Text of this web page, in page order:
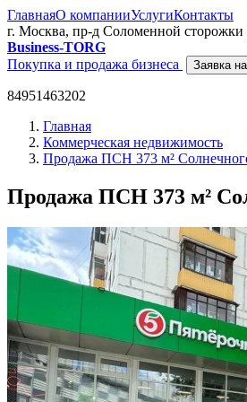
ГлавнаяО компанииУслугиКонтакты
г. Москва, пр-д Соломенной сторожки
Business-TORG
Покупка и продажа бизнеса
Заявка
84951463202
Главная
Коммерческая недвижимость
Продажа ПСН 373 м²
Продажа ПСН 373 м²